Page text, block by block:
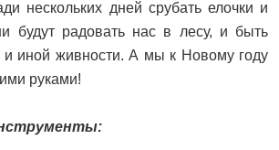
нескольких дней срубать елочки и
будут радовать нас в лесу, и быть
иной живности. А мы к Новому году
руками!